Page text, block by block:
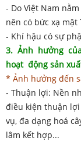
- Do Việt Nam
nên có bức xạ
- Khí hậu có sự
3. Ảnh hưởng
hoạt động sản
* Ảnh hưởng đến
- Thuận lợi: Nền
điều kiện thuận
vụ, đa dạng hoá
lâm kết hợp...